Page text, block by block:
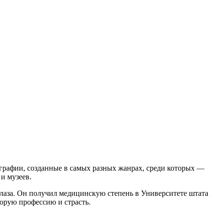
созданные в самых разных жанрах, среди которых —
музеев.
Он получил медицинскую степень в Университете штата
профессию и страсть.